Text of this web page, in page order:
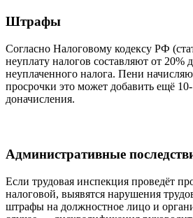
Штрафы
Согласно Налоговому кодексу РФ
неуплату налогов составляют от 20%
неуплаченного налога. Пени
просрочки это может добавить ещё
доначисления.
Административные
Если трудовая инспекция проведёт
налоговой, выявятся нарушения
штрафы на должностное лицо и